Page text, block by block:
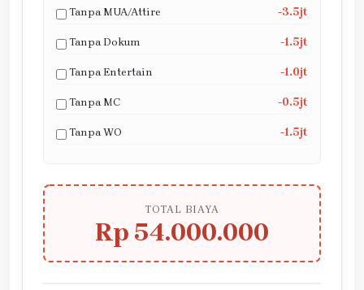
Tanpa MUA/Attire -3.5jt
Tanpa Dokum -1.5jt
Tanpa Entertain -1.0jt
Tanpa MC -0.5jt
Tanpa WO -1.5jt
TOTAL BIAYA
Rp 54.000.000